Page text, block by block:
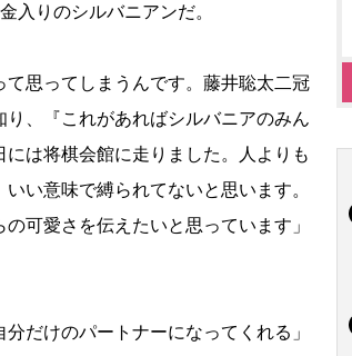
入りのシルバニアンだ。
て思ってしまうんです。藤井聡太二冠
、『これがあればシルバニアのみん
は将棋会館に走りました。人よりも
い意味で縛られてないと思います。
可愛さを伝えたいと思っています」
だけのパートナーになってくれる」